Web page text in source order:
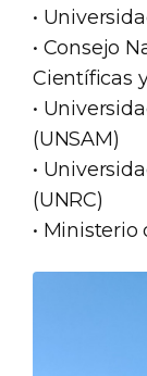
•
• Consejo
Científicas
•
(UNSAM)
•
(UNRC)
•